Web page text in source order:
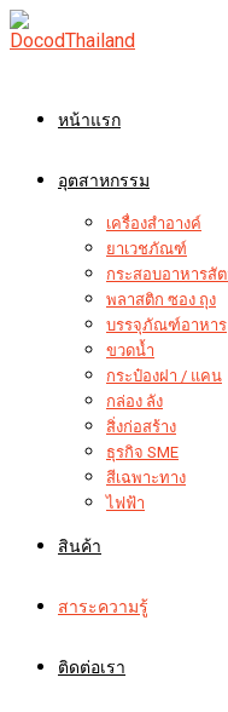
Skip
to
หน้าแรก
อุตสาหกรรม
เครื่องสำอางค์
ยาเวชภัณฑ์
กระสอบอาหารสั
พลาสติก ซอง ถุง
บรรจุภัณฑ์อาหาร
ขวดน้ำ
กระป๋องฝา / แคน
กล่อง ลัง
สิ่งก่อสร้าง
ธุรกิจ SME
สีเฉพาะทาง
ไฟฟ้า
สินค้า
สาระความรู้
ติดต่อเรา